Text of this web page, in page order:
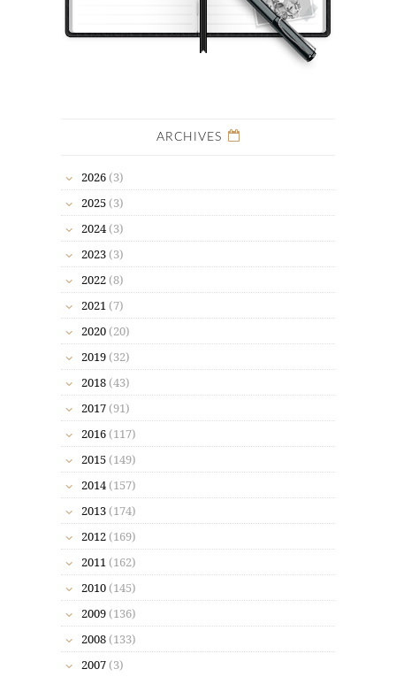
ARCHIVES
2026 (3)
2025 (3)
2024 (3)
2023 (3)
2022 (8)
2021 (7)
2020 (20)
2019 (32)
2018 (43)
2017 (91)
2016 (117)
2015 (149)
2014 (157)
2013 (174)
2012 (169)
2011 (162)
2010 (145)
2009 (136)
2008 (133)
2007 (3)